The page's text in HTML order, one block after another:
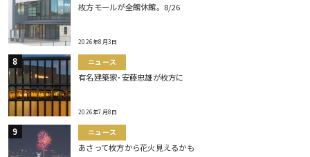
枚方モールが全館休館。8/26
2026年8月3日
ニュース
有名建築家･安藤忠雄が枚方に
2026年7月8日
ニュース
あさって枚方から花火見えるかも